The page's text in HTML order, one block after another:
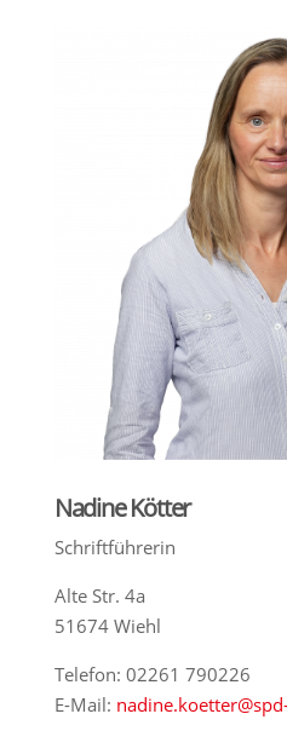
Nadine Kötter
Schriftführerin
Alte Str. 4a
51674 Wiehl
Telefon: 02261 790226
E-Mail: